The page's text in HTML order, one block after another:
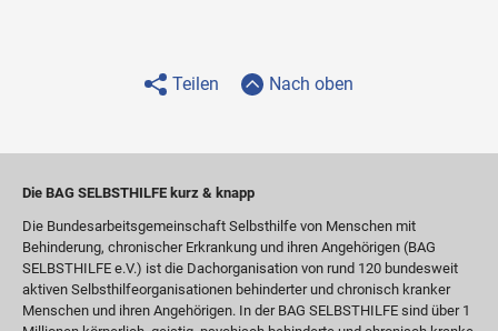
Teilen Nach oben
Die BAG SELBSTHILFE kurz & knapp
Die Bundesarbeitsgemeinschaft Selbsthilfe von Menschen mit
Behinderung, chronischer Erkrankung und ihren Angehörigen (BAG
SELBSTHILFE e.V.) ist die Dachorganisation von rund 120 bundesweit
aktiven Selbsthilfeorganisationen behinderter und chronisch kranker
Menschen und ihren Angehörigen. In der BAG SELBSTHILFE sind über 1